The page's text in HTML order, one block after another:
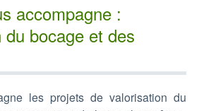
accompagne :
bocage et des
les projets de valorisation du